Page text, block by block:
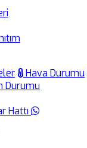
Hava Durumu
Durumu
Hattı